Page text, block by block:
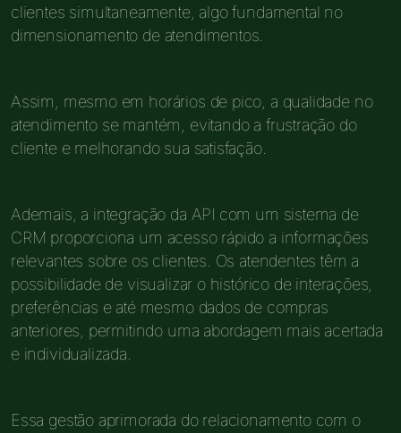
clientes simultaneamente, algo fundamental no
dimensionamento de atendimentos.
Assim, mesmo em horários de pico, a qualidade no
atendimento se mantém, evitando a frustração do
cliente e melhorando sua satisfação.
Ademais, a integração da API com um sistema de
CRM proporciona um acesso rápido a informações
relevantes sobre os clientes. Os atendentes têm a
possibilidade de visualizar o histórico de interações,
preferências e até mesmo dados de compras
anteriores, permitindo uma abordagem mais acertada
e individualizada.
Essa gestão aprimorada do relacionamento com o